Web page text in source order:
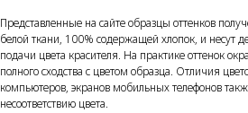
Представленные на сайте образцы оттенков
белой ткани, 100% содержащей хлопок, и несут
подачи цвета красителя. На практике оттенок
полного сходства с цветом образца. Отличия
компьютеров, экранов мобильных телефонов
несоответствию цвета.